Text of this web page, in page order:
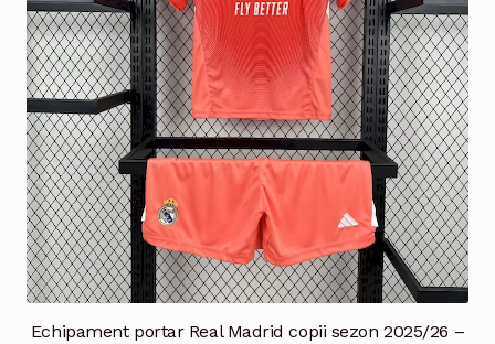
alese
în
pagina
produsului.
Echipament portar Real Madrid copii sezon 2025/26 –